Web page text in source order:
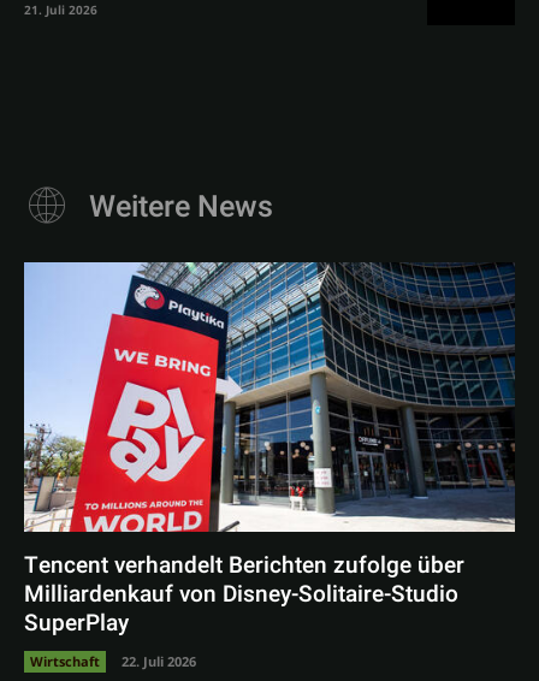
21. Juli 2026
Weitere News
Tencent verhandelt Berichten zufolge über
Milliardenkauf von Disney-Solitaire-Studio
SuperPlay
Wirtschaft 22. Juli 2026